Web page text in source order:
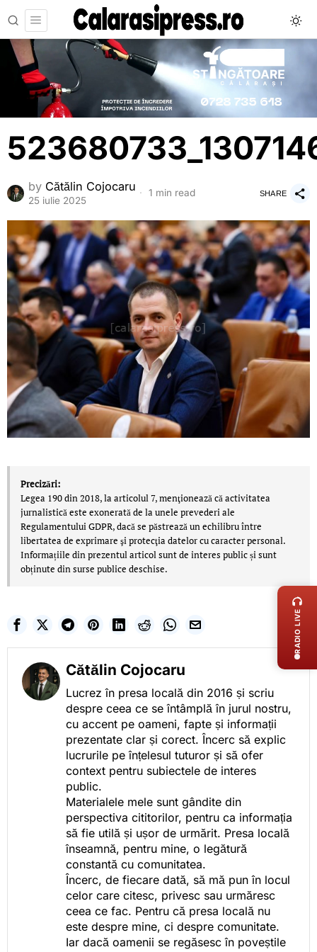
by Cătălin Cojocaru
25 iulie 2025
1 min read SHARE
Precizări:
Legea 190 din 2018, la articolul 7, menţionează că activitatea
jurnalistică este exonerată de la unele prevederi ale
Regulamentului GDPR, dacă se păstrează un echilibru între
libertatea de exprimare şi protecţia datelor cu caracter personal.
Informațiile din prezentul articol sunt de interes public și sunt
obținute din surse publice deschise.
Cătălin Cojocaru
Lucrez în presa locală din 2016 și scriu
despre ceea ce se întâmplă în jurul nostru,
cu accent pe oameni, fapte și informații
prezentate clar și corect. Încerc să explic
lucrurile pe înțelesul tuturor și să ofer
context pentru subiectele de interes
public.
Materialele mele sunt gândite din
perspectiva cititorilor, pentru ca informația
să fie utilă și ușor de urmărit. Presa locală
înseamnă, pentru mine, o legătură
constantă cu comunitatea.
Încerc, de fiecare dată, să mă pun în locul
celor care citesc, privesc sau urmăresc
ceea ce fac. Pentru că presa locală nu
este despre mine, ci despre comunitate.
Iar dacă oamenii se regăsesc în poveștile
RADIO LIVE